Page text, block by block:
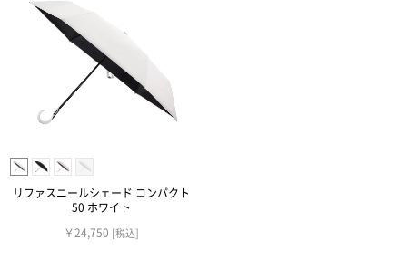
リファスニールシェード コンパクト
50 ホワイト
￥24,750 [税込]